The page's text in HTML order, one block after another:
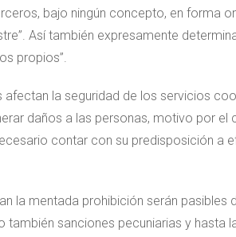
bajo ningún concepto, en forma
Así también expresamente
propios”.
afectan la seguridad de los servicios
daños a las personas, motivo por el
contar con su predisposición
la mentada prohibición serán
también sanciones pecuniarias y hasta